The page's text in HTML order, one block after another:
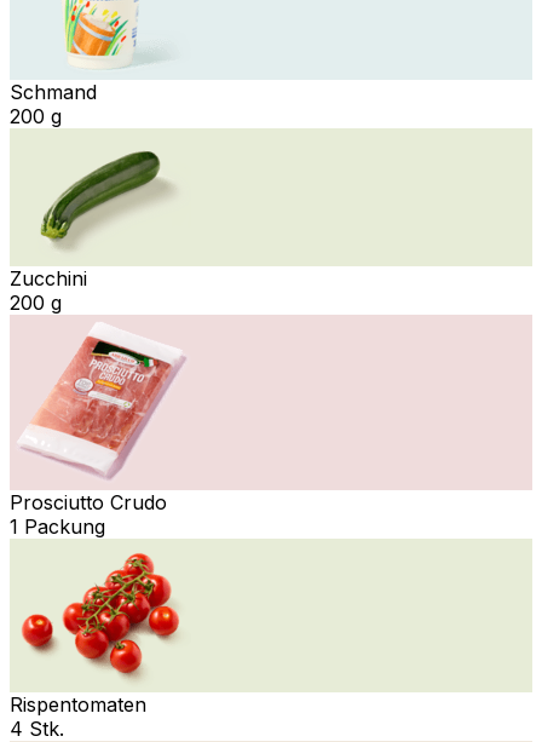
Schmand
200 g
Zucchini
200 g
Prosciutto Crudo
1 Packung
Rispentomaten
4 Stk.